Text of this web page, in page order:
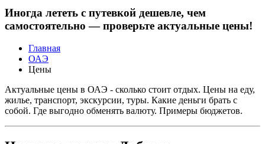
Иногда лететь с путевкой дешевле, чем
самостоятельно — проверьте актуальные цены!
Главная
ОАЭ
Цены
Актуальные цены в ОАЭ - сколько стоит отдых. Цены на еду,
жилье, транспорт, экскурсии, туры. Какие деньги брать с
собой. Где выгодно обменять валюту. Примеры бюджетов.